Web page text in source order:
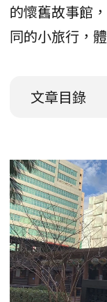
的懷舊故事館
同的小旅行，
文章目錄